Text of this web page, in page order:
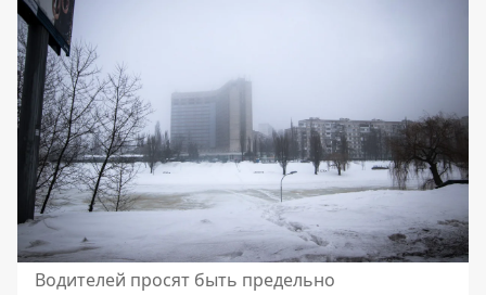
Водителей просят быть предельно